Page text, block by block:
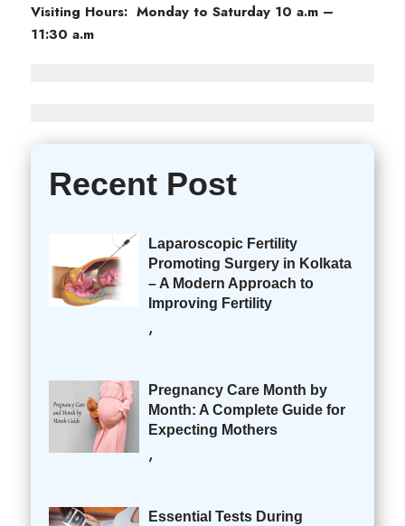
Visiting Hours: Monday to Saturday 10 a.m –
11:30 a.m
Recent Post
Laparoscopic Fertility
Promoting Surgery in Kolkata
– A Modern Approach to
Improving Fertility
,
Pregnancy Care Month by
Month: A Complete Guide for
Expecting Mothers
,
Essential Tests During